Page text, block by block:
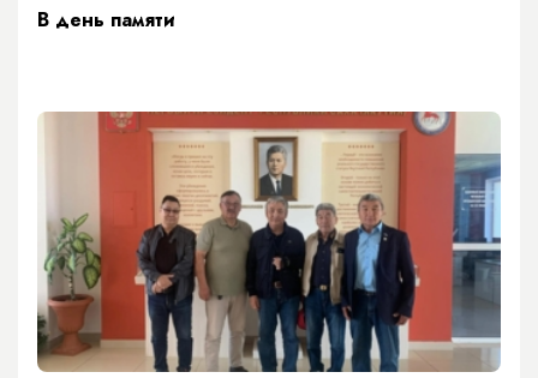
​В день памяти